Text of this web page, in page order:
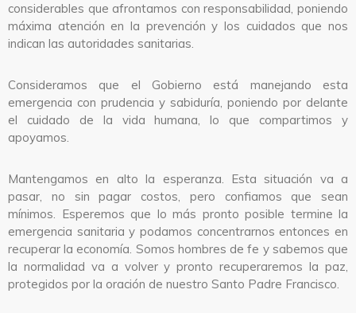
considerables que afrontamos con responsabilidad, poniendo
máxima atención en la prevención y los cuidados que nos
indican las autoridades sanitarias.
Consideramos que el Gobierno está manejando esta
emergencia con prudencia y sabiduría, poniendo por delante
el cuidado de la vida humana, lo que compartimos y
apoyamos.
Mantengamos en alto la esperanza. Esta situación va a
pasar, no sin pagar costos, pero confiamos que sean
mínimos. Esperemos que lo más pronto posible termine la
emergencia sanitaria y podamos concentrarnos entonces en
recuperar la economía. Somos hombres de fe y sabemos que
la normalidad va a volver y pronto recuperaremos la paz,
protegidos por la oración de nuestro Santo Padre Francisco.